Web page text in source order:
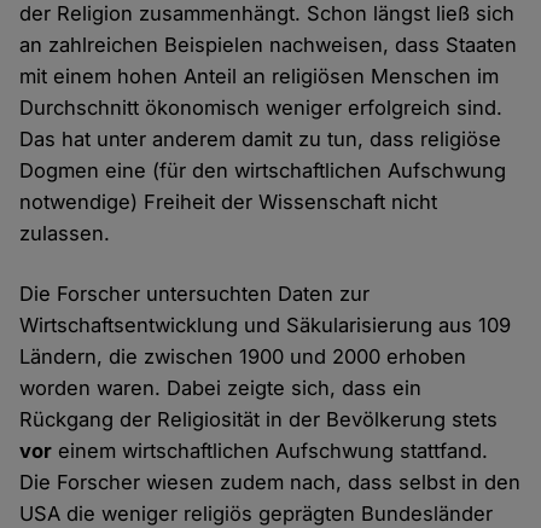
der Religion zusammenhängt. Schon längst ließ sich
an zahlreichen Beispielen nachweisen, dass Staaten
mit einem hohen Anteil an religiösen Menschen im
Durchschnitt ökonomisch weniger erfolgreich sind.
Das hat unter anderem damit zu tun, dass religiöse
Dogmen eine (für den wirtschaftlichen Aufschwung
notwendige) Freiheit der Wissenschaft nicht
zulassen.
Die Forscher untersuchten Daten zur
Wirtschaftsentwicklung und Säkularisierung aus 109
Ländern, die zwischen 1900 und 2000 erhoben
worden waren. Dabei zeigte sich, dass ein
Rückgang der Religiosität in der Bevölkerung stets
vor einem wirtschaftlichen Aufschwung stattfand.
Die Forscher wiesen zudem nach, dass selbst in den
USA die weniger religiös geprägten Bundesländer